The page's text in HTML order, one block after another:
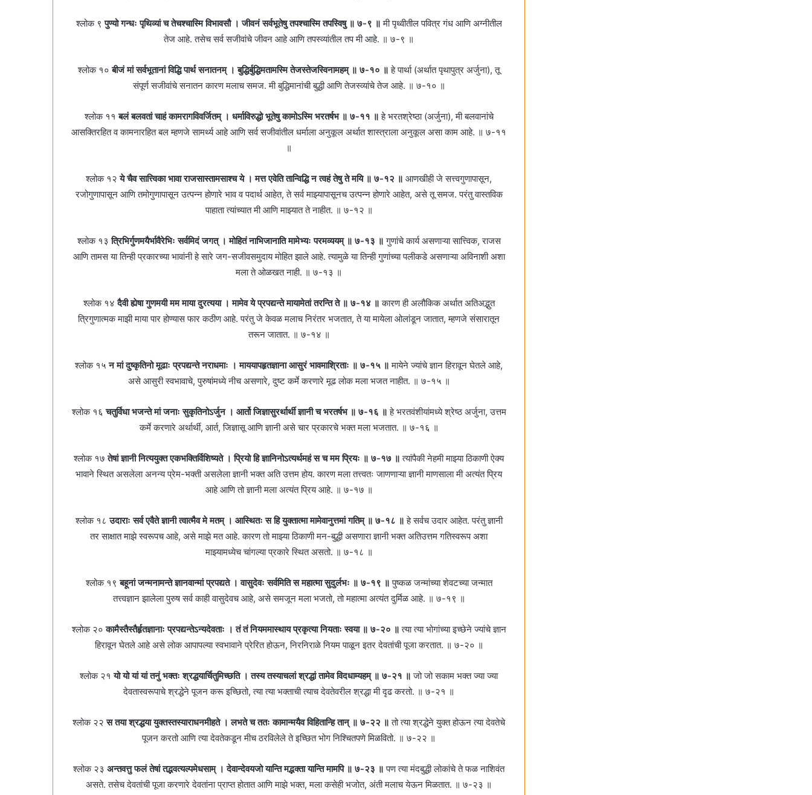
श्लोक ९पुण्यो गन्धः पृथिव्यां च तेचश्चास्मि विभावसौ । जीवनं सर्वभूतेषु तपश्चास्मि तपस्विषु ॥ ७-९ ॥ मी पृथ्वीतील पवित्र गंध आणि अग्नीतील
तेज आहे. तसेच सर्व सजीवांचे जीवन आहे आणि तपस्व्यांतील तप मी आहे. ॥ ७-९ ॥
श्लोक १०बीजं मां सर्वभूतानां विद्धि पार्थ सनातनम्‌ । बुद्धिर्बुद्धिमतामस्मि तेजस्तेजस्विनामहम्‌ ॥ ७-१० ॥ हे पार्था (अर्थात पृथापुत्र अर्जुना), तू
संपूर्ण सजीवांचे सनातन कारण मलाच समज. मी बुद्धिमानांची बुद्धी आणि तेजस्व्यांचे तेज आहे. ॥ ७-१० ॥
श्लोक ११बलं बलवतां चाहं कामरागविवर्जितम्‌ । धर्माविरुद्धो भूतेषु कामोऽस्मि भरतर्षभ ॥ ७-११ ॥ हे भरतश्रेष्ठा (अर्जुना), मी बलवानांचे
आसक्तिरहित व कामनारहित बल म्हणजे सामर्थ्य आहे आणि सर्व सजीवांतील धर्माला अनुकूल अर्थात शास्त्राला अनुकूल असा काम आहे. ॥ ७-११
॥
श्लोक १२ये चैव सात्त्विका भावा राजसास्तामसाश्च ये । मत्त एवेति तान्विद्धि न त्वहं तेषु ते मयि ॥ ७-१२ ॥ आणखीही जे सत्त्वगुणापासून,
रजोगुणापासून आणि तमोगुणापासून उत्पन्न होणारे भाव व पदार्थ आहेत, ते सर्व माझ्यापासूनच उत्पन्न होणारे आहेत, असे तू समज. परंतु वास्तविक
पाहाता त्यांच्यात मी आणि माझ्यात ते नाहीत. ॥ ७-१२ ॥
श्लोक १३त्रिभिर्गुणमयैर्भावैरेभिः सर्वमिदं जगत्‌ । मोहितं नाभिजानाति मामेभ्यः परमव्ययम्‌ ॥ ७-१३ ॥ गुणांचे कार्य असणाऱ्या सात्त्विक, राजस
आणि तामस या तिन्ही प्रकारच्या भावांनी हे सारे जग-सजीवसमुदाय मोहित झाले आहे. त्यामुळे या तिन्ही गुणांच्या पलीकडे असणाऱ्या अविनाशी अशा
मला ते ओळखत नाही. ॥ ७-१३ ॥
श्लोक १४दैवी ह्येषा गुणमयी मम माया दुरत्यया । मामेव ये प्रपद्यन्ते मायामेतां तरन्ति ते ॥ ७-१४ ॥ कारण ही अलौकिक अर्थात अतिअद्भुत
त्रिगुणात्मक माझी माया पार होण्यास फार कठीण आहे. परंतु जे केवळ मलाच निरंतर भजतात, ते या मायेला ओलांडून जातात, म्हणजे संसारातून
तरून जातात. ॥ ७-१४ ॥
श्लोक १५न मां दुष्कृतिनो मूढाः प्रपद्यन्ते नराधमाः । माययापहृतज्ञाना आसुरं भावमाश्रिताः ॥ ७-१५ ॥ मायेने ज्यांचे ज्ञान हिरावून घेतले आहे,
असे आसुरी स्वभावाचे, पुरुषांमध्ये नीच असणारे, दुष्ट कर्मे करणारे मूढ लोक मला भजत नाहीत. ॥ ७-१५ ॥
श्लोक १६चतुर्विधा भजन्ते मां जनाः सुकृतिनोऽर्जुन । आर्तो जिज्ञासुरर्थार्थी ज्ञानी च भरतर्षभ ॥ ७-१६ ॥ हे भरतवंशीयांमध्ये श्रेष्ठ अर्जुना, उत्तम
कर्मे करणारे अर्थार्थी, आर्त, जिज्ञासू आणि ज्ञानी असे चार प्रकारचे भक्त मला भजतात. ॥ ७-१६ ॥
श्लोक १७तेषां ज्ञानी नित्ययुक्त एकभक्तिर्विशिष्यते । प्रियो हि ज्ञानिनोऽत्यर्थमहं स च मम प्रियः ॥ ७-१७ ॥ त्यांपैकी नेहमी माझ्या ठिकाणी ऐक्य
भावाने स्थित असलेला अनन्य प्रेम-भक्ती असलेला ज्ञानी भक्त अति उत्तम होय. कारण मला तत्त्वतः जाणणाऱ्या ज्ञानी माणसाला मी अत्यंत प्रिय
आहे आणि तो ज्ञानी मला अत्यंत प्रिय आहे. ॥ ७-१७ ॥
श्लोक १८उदाराः सर्व एवैते ज्ञानी त्वात्मैव मे मतम्‌ । आस्थितः स हि युक्तात्मा मामेवानुत्तमां गतिम्‌ ॥ ७-१८ ॥ हे सर्वच उदार आहेत. परंतु ज्ञानी
तर साक्षात माझे स्वरूपच आहे, असे माझे मत आहे. कारण तो माझ्या ठिकाणी मन-बुद्धी असणारा ज्ञानी भक्त अतिउत्तम गतिस्वरूप अशा
माझ्यामध्येच चांगल्या प्रकारे स्थित असतो. ॥ ७-१८ ॥
श्लोक १९बहूनां जन्मनामन्ते ज्ञानवान्मां प्रपद्यते । वासुदेवः सर्वमिति स महात्मा सुदुर्लभः ॥ ७-१९ ॥ पुष्कळ जन्मांच्या शेवटच्या जन्मात
तत्त्वज्ञान झालेला पुरुष सर्व काही वासुदेवच आहे, असे समजून मला भजतो, तो महात्मा अत्यंत दुर्मिळ आहे. ॥ ७-१९ ॥
श्लोक २०कामैस्तैस्तैर्हृतज्ञानाः प्रपद्यन्तेऽन्यदेवताः । तं तं नियममास्थाय प्रकृत्या नियताः स्वया ॥ ७-२० ॥ त्या त्या भोगांच्या इच्छेने ज्यांचे ज्ञान
हिरावून घेतले आहे असे लोक आपापल्या स्वभावाने प्रेरित होऊन, निरनिराळे नियम पाळून इतर देवतांची पूजा करतात. ॥ ७-२० ॥
श्लोक २१यो यो यां यां तनुं भक्तः श्रद्धयार्चितुमिच्छति । तस्य तस्याचलां श्रद्धां तामेव विदधाम्यहम्‌ ॥ ७-२१ ॥ जो जो सकाम भक्त ज्या ज्या
देवतास्वरूपाचे श्रद्धेने पूजन करू इच्छितो, त्या त्या भक्ताची त्याच देवतेवरील श्रद्धा मी दृढ करतो. ॥ ७-२१ ॥
श्लोक २२स तया श्रद्धया युक्तस्तस्याराधनमीहते । लभते च ततः कामान्मयैव विहितान्हि तान्‌ ॥ ७-२२ ॥ तो त्या श्रद्धेने युक्त होऊन त्या देवतेचे
पूजन करतो आणि त्या देवतेकडून मीच ठरविलेले ते इच्छित भोग निश्चितपणे मिळवितो. ॥ ७-२२ ॥
श्लोक २३ अन्तवत्तु फलं तेषां तद्भवत्यल्पमेधसाम्‌ । देवान्देवयजो यान्ति मद्भक्ता यान्ति मामपि ॥ ७-२३ ॥ पण त्या मंदबुद्धी लोकांचे ते फळ नाशिवंत
असते. तसेच देवतांची पूजा करणारे देवतांना प्राप्त होतात आणि माझे भक्त, मला कसेही भजोत, अंती मलाच येऊन मिळतात. ॥ ७-२३ ॥